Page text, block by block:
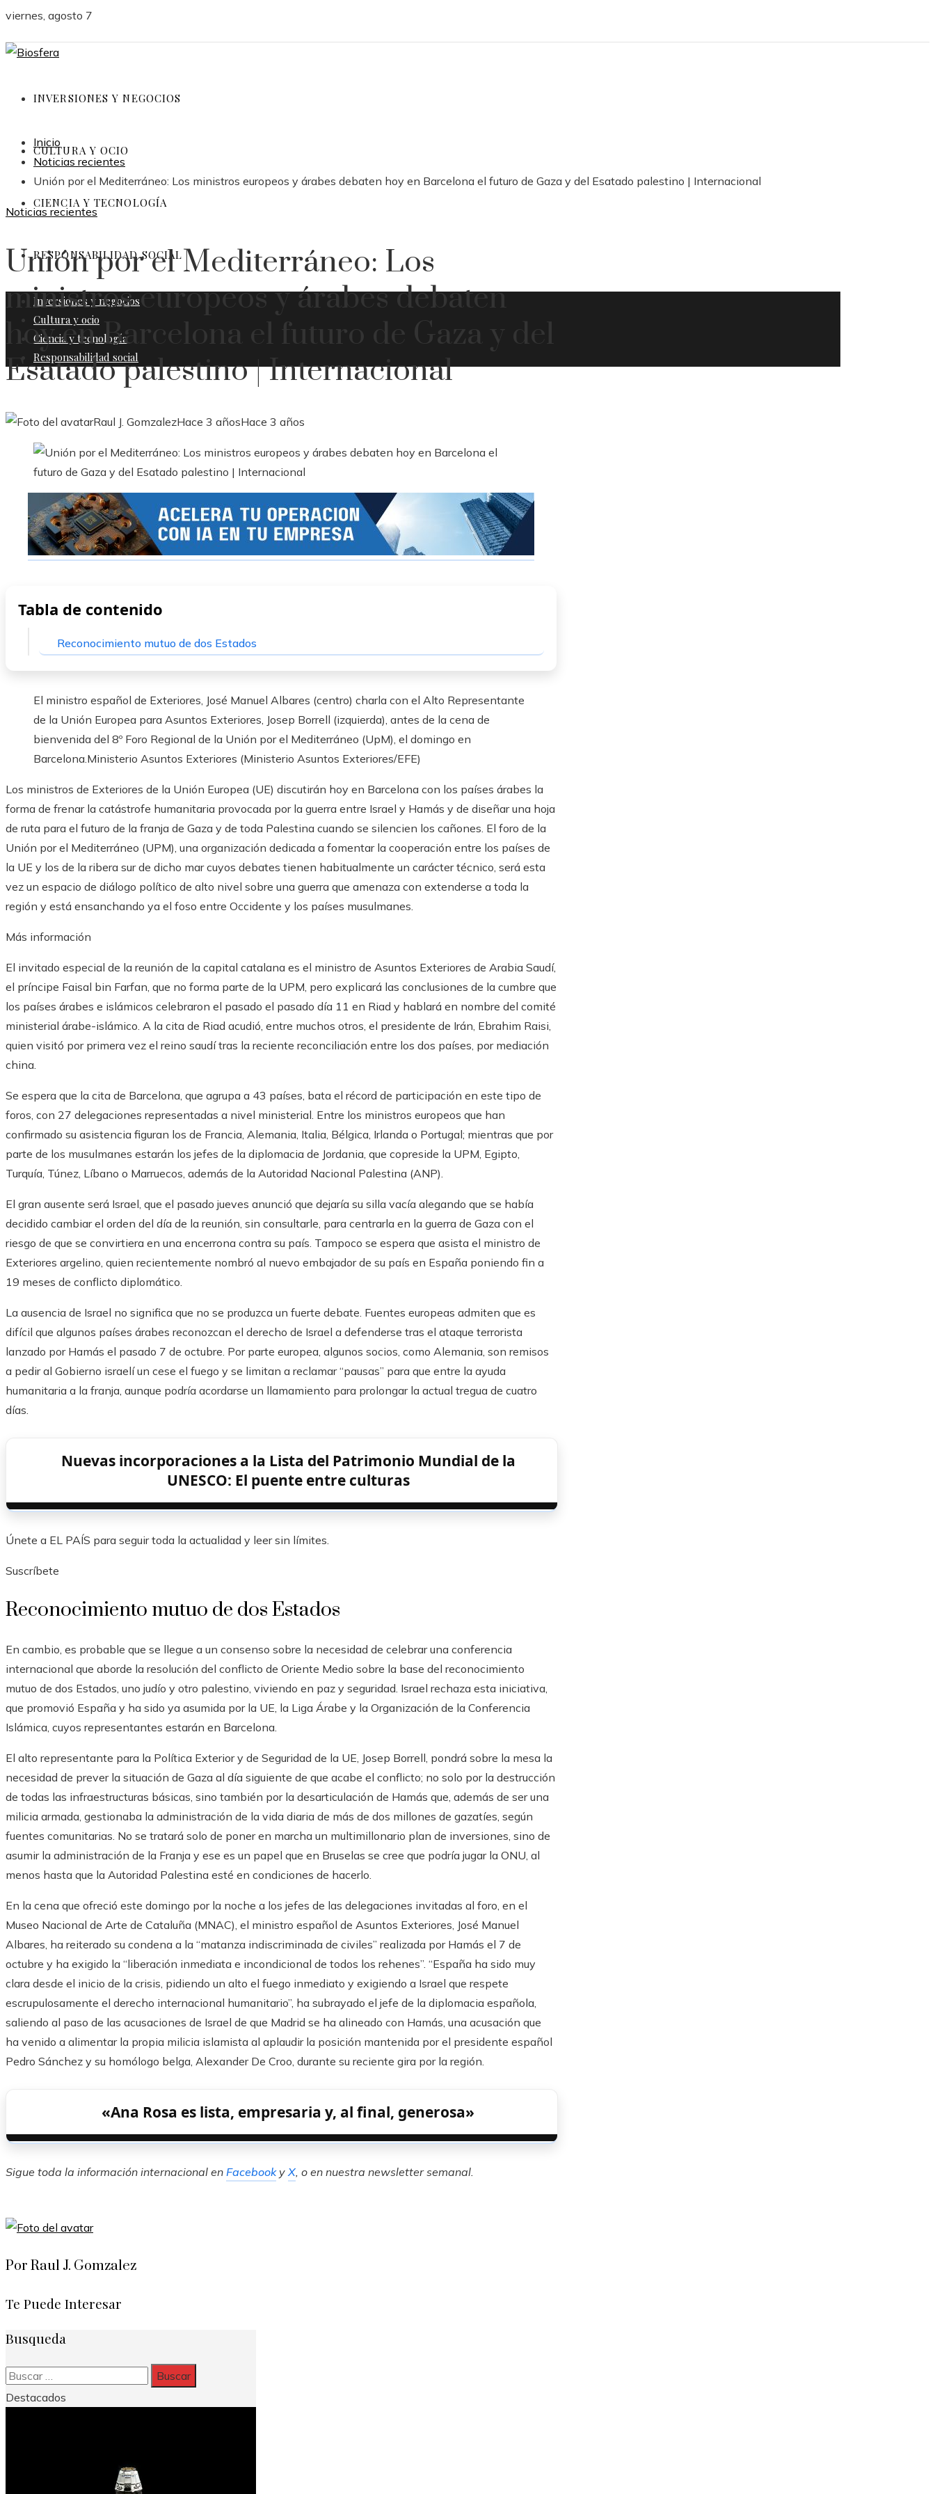
viernes, agosto 7
INVERSIONES Y NEGOCIOS
CULTURA Y OCIO
CIENCIA Y TECNOLOGÍA
RESPONSABILIDAD SOCIAL
Inversiones y negocios
Cultura y ocio
Ciencia y tecnología
Responsabilidad social
Inicio
Noticias recientes
Unión por el Mediterráneo: Los ministros europeos y árabes debaten hoy en Barcelona el futuro de Gaza y del Esatado palestino | Internacional
Noticias recientes
Unión por el Mediterráneo: Los
ministros europeos y árabes debaten
hoy en Barcelona el futuro de Gaza y del
Esatado palestino | Internacional
Raul J. GomzalezHace 3 añosHace 3 años
Tabla de contenido
Reconocimiento mutuo de dos Estados
El ministro español de Exteriores, José Manuel Albares (centro) charla con el Alto Representante
de la Unión Europea para Asuntos Exteriores, Josep Borrell (izquierda), antes de la cena de
bienvenida del 8º Foro Regional de la Unión por el Mediterráneo (UpM), el domingo en
Barcelona.Ministerio Asuntos Exteriores (Ministerio Asuntos Exteriores/EFE)
Los ministros de Exteriores de la Unión Europea (UE) discutirán hoy en Barcelona con los países árabes la
forma de frenar la catástrofe humanitaria provocada por la guerra entre Israel y Hamás y de diseñar una hoja
de ruta para el futuro de la franja de Gaza y de toda Palestina cuando se silencien los cañones. El foro de la
Unión por el Mediterráneo (UPM), una organización dedicada a fomentar la cooperación entre los países de
la UE y los de la ribera sur de dicho mar cuyos debates tienen habitualmente un carácter técnico, será esta
vez un espacio de diálogo político de alto nivel sobre una guerra que amenaza con extenderse a toda la
región y está ensanchando ya el foso entre Occidente y los países musulmanes.
Más información
El invitado especial de la reunión de la capital catalana es el ministro de Asuntos Exteriores de Arabia Saudí,
el príncipe Faisal bin Farfan, que no forma parte de la UPM, pero explicará las conclusiones de la cumbre que
los países árabes e islámicos celebraron el pasado el pasado día 11 en Riad y hablará en nombre del comité
ministerial árabe-islámico. A la cita de Riad acudió, entre muchos otros, el presidente de Irán, Ebrahim Raisi,
quien visitó por primera vez el reino saudí tras la reciente reconciliación entre los dos países, por mediación
china.
Se espera que la cita de Barcelona, que agrupa a 43 países, bata el récord de participación en este tipo de
foros, con 27 delegaciones representadas a nivel ministerial. Entre los ministros europeos que han
confirmado su asistencia figuran los de Francia, Alemania, Italia, Bélgica, Irlanda o Portugal; mientras que por
parte de los musulmanes estarán los jefes de la diplomacia de Jordania, que copreside la UPM, Egipto,
Turquía, Túnez, Líbano o Marruecos, además de la Autoridad Nacional Palestina (ANP).
El gran ausente será Israel, que el pasado jueves anunció que dejaría su silla vacía alegando que se había
decidido cambiar el orden del día de la reunión, sin consultarle, para centrarla en la guerra de Gaza con el
riesgo de que se convirtiera en una encerrona contra su país. Tampoco se espera que asista el ministro de
Exteriores argelino, quien recientemente nombró al nuevo embajador de su país en España poniendo fin a
19 meses de conflicto diplomático.
La ausencia de Israel no significa que no se produzca un fuerte debate. Fuentes europeas admiten que es
difícil que algunos países árabes reconozcan el derecho de Israel a defenderse tras el ataque terrorista
lanzado por Hamás el pasado 7 de octubre. Por parte europea, algunos socios, como Alemania, son remisos
a pedir al Gobierno israelí un cese el fuego y se limitan a reclamar “pausas” para que entre la ayuda
humanitaria a la franja, aunque podría acordarse un llamamiento para prolongar la actual tregua de cuatro
días.
Nuevas incorporaciones a la Lista del Patrimonio Mundial de la
UNESCO: El puente entre culturas
Únete a EL PAÍS para seguir toda la actualidad y leer sin límites.
Suscríbete
Reconocimiento mutuo de dos Estados
En cambio, es probable que se llegue a un consenso sobre la necesidad de celebrar una conferencia
internacional que aborde la resolución del conflicto de Oriente Medio sobre la base del reconocimiento
mutuo de dos Estados, uno judío y otro palestino, viviendo en paz y seguridad. Israel rechaza esta iniciativa,
que promovió España y ha sido ya asumida por la UE, la Liga Árabe y la Organización de la Conferencia
Islámica, cuyos representantes estarán en Barcelona.
El alto representante para la Política Exterior y de Seguridad de la UE, Josep Borrell, pondrá sobre la mesa la
necesidad de prever la situación de Gaza al día siguiente de que acabe el conflicto; no solo por la destrucción
de todas las infraestructuras básicas, sino también por la desarticulación de Hamás que, además de ser una
milicia armada, gestionaba la administración de la vida diaria de más de dos millones de gazatíes, según
fuentes comunitarias. No se tratará solo de poner en marcha un multimillonario plan de inversiones, sino de
asumir la administración de la Franja y ese es un papel que en Bruselas se cree que podría jugar la ONU, al
menos hasta que la Autoridad Palestina esté en condiciones de hacerlo.
En la cena que ofreció este domingo por la noche a los jefes de las delegaciones invitadas al foro, en el
Museo Nacional de Arte de Cataluña (MNAC), el ministro español de Asuntos Exteriores, José Manuel
Albares, ha reiterado su condena a la “matanza indiscriminada de civiles” realizada por Hamás el 7 de
octubre y ha exigido la “liberación inmediata e incondicional de todos los rehenes”. “España ha sido muy
clara desde el inicio de la crisis, pidiendo un alto el fuego inmediato y exigiendo a Israel que respete
escrupulosamente el derecho internacional humanitario”, ha subrayado el jefe de la diplomacia española,
saliendo al paso de las acusaciones de Israel de que Madrid se ha alineado con Hamás, una acusación que
ha venido a alimentar la propia milicia islamista al aplaudir la posición mantenida por el presidente español
Pedro Sánchez y su homólogo belga, Alexander De Croo, durante su reciente gira por la región.
«Ana Rosa es lista, empresaria y, al final, generosa»
Sigue toda la información internacional en FacebookyX, o en nuestra newsletter semanal.
Por Raul J. Gomzalez
Te Puede Interesar
Busqueda
Buscar:
Destacados